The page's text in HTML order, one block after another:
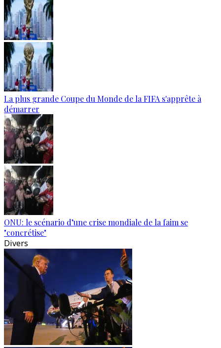
La plus grande Coupe du Monde de la FIFA s'apprête à
démarrer
ONU: le scénario d’une crise mondiale de la faim se
"concrétise"
Divers